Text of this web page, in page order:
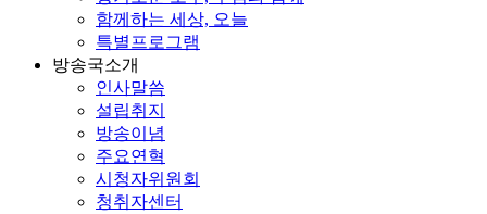
함께하는 세상, 오늘
특별프로그램
방송국소개
인사말씀
설립취지
방송이념
주요연혁
시청자위원회
청취자센터